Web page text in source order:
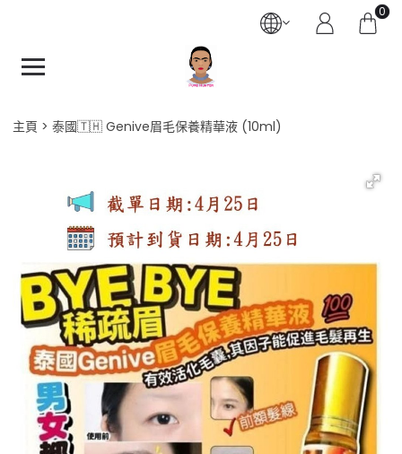
0
主頁 泰國🇹🇭 Genive眉毛保養精華液 (10ml)